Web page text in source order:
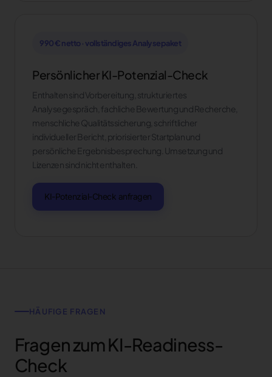
990 € netto · vollständiges Analysepaket
Persönlicher KI-Potenzial-Check
Enthalten sind Vorbereitung, strukturiertes
Analysegespräch, fachliche Bewertung und Recherche,
menschliche Qualitätssicherung, schriftlicher
individueller Bericht, priorisierter Startplan und
persönliche Ergebnisbesprechung. Umsetzung und
Lizenzen sind nicht enthalten.
KI-Potenzial-Check anfragen
HÄUFIGE FRAGEN
Fragen zum KI-Readiness-
Check